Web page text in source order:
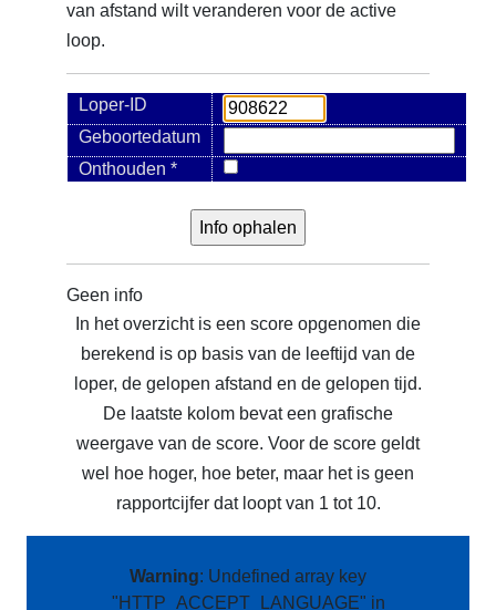
van afstand wilt veranderen voor de active
loop.
Loper-ID
Geboortedatum
Onthouden *
Geen info
In het overzicht is een score opgenomen die
berekend is op basis van de leeftijd van de
loper, de gelopen afstand en de gelopen tijd.
De laatste kolom bevat een grafische
weergave van de score. Voor de score geldt
wel hoe hoger, hoe beter, maar het is geen
rapportcijfer dat loopt van 1 tot 10.
Warning: Undefined array key
"HTTP_ACCEPT_LANGUAGE" in